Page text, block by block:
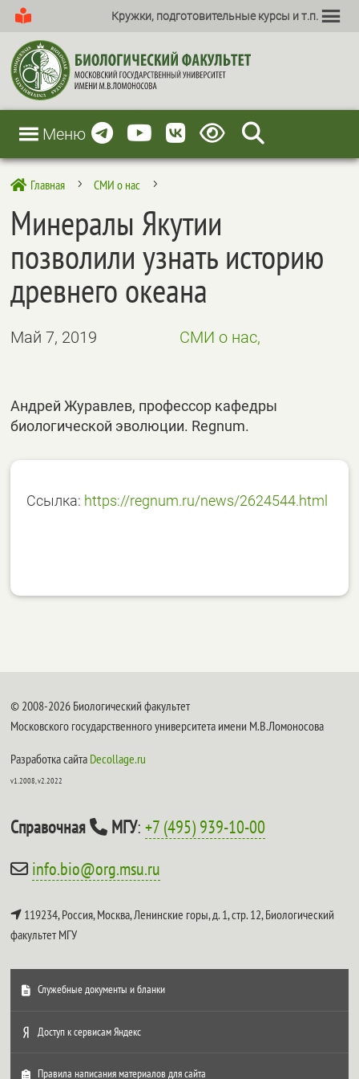
Кружки, подготовительные курсы и т.п.
Меню
 Главная 5 СМИ о нас 5
Минералы Якутии
позволили узнать историю
древнего океана
Май 7, 2019 СМИ о нас,
Андрей Журавлев, профессор кафедры
биологической эволюции. Regnum.
Ссылка: https://regnum.ru/news/2624544.html
© 2008-2026 Биологический факультет
Московского государственного университета имени М.В.Ломоносова
Разработка сайта Decollage.ru
v1.2008, v2.2022
Справочная МГУ:+7 (495) 939-10-00
info.bio@org.msu.ru
119234, Россия, Москва, Ленинские горы, д. 1, стр. 12,Биологический
факультет МГУ
Служебные документы и бланки
Доступ к сервисам Яндекс
Правила написания материалов для сайта